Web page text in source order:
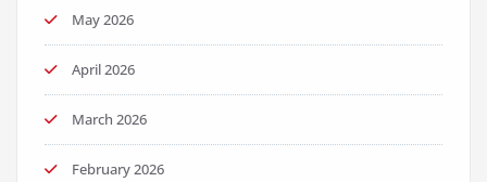
May 2026
April 2026
March 2026
February 2026